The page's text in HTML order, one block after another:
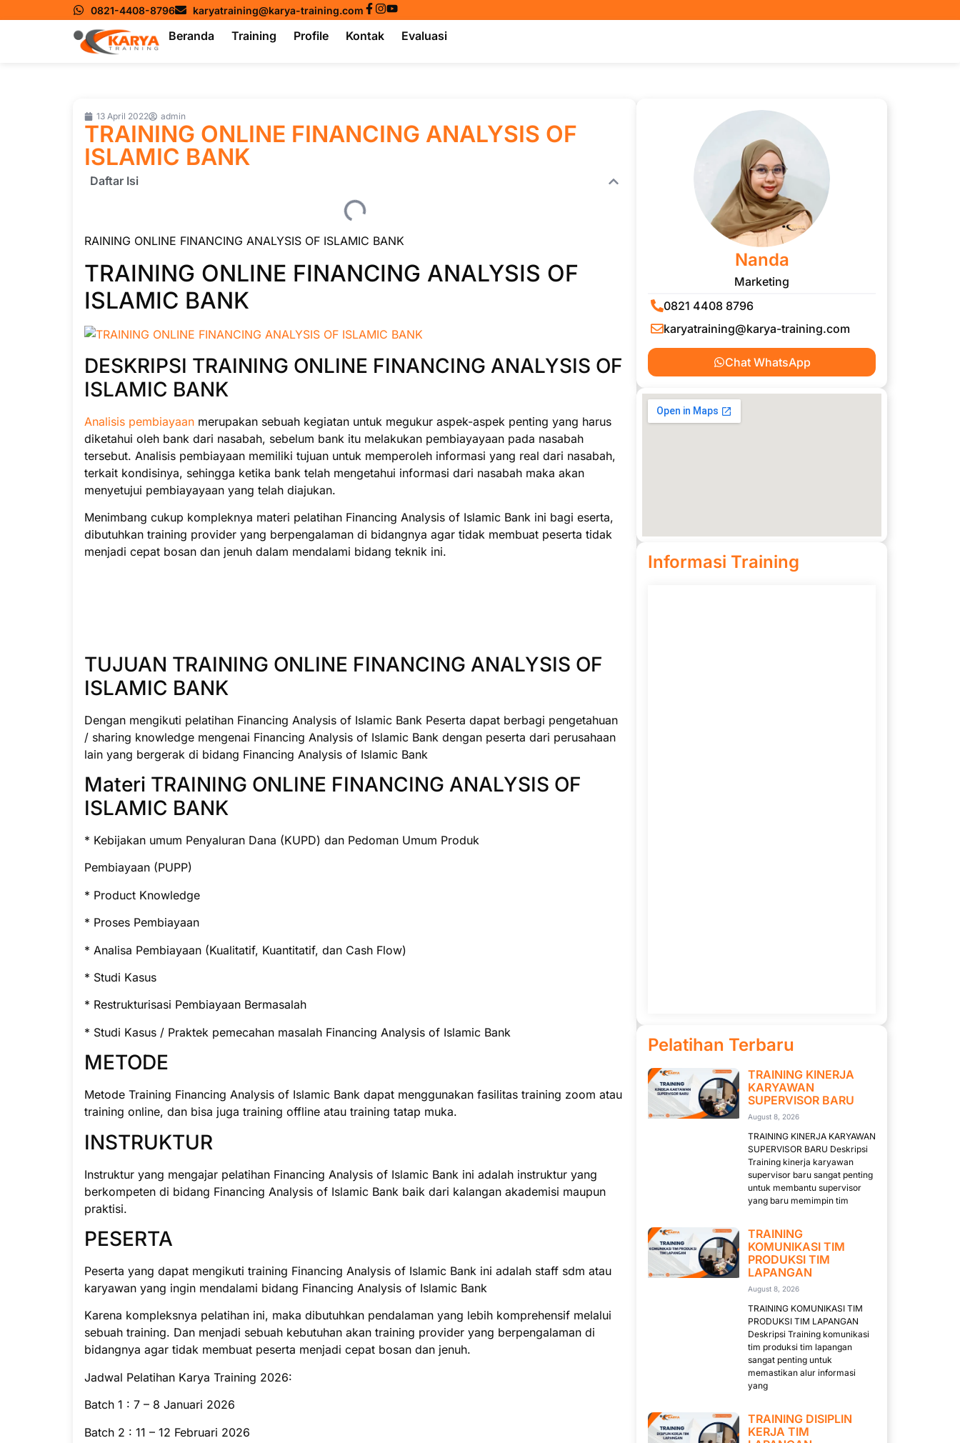
0821-4408-8796 karyatraining@karya-training.com
Beranda Training Profile Kontak Evaluasi
13 April 2022 admin
TRAINING ONLINE FINANCING ANALYSIS OF
ISLAMIC BANK
Daftar Isi
RAINING ONLINE FINANCING ANALYSIS OF ISLAMIC BANK
TRAINING ONLINE FINANCING ANALYSIS OF
ISLAMIC BANK
DESKRIPSI TRAINING ONLINE FINANCING ANALYSIS OF
ISLAMIC BANK
Analisis pembiayaan merupakan sebuah kegiatan untuk megukur aspek-aspek penting yang harus
diketahui oleh bank dari nasabah, sebelum bank itu melakukan pembiayayaan pada nasabah
tersebut. Analisis pembiayaan memiliki tujuan untuk memperoleh informasi yang real dari nasabah,
terkait kondisinya, sehingga ketika bank telah mengetahui informasi dari nasabah maka akan
menyetujui pembiayayaan yang telah diajukan.
Menimbang cukup kompleknya materi pelatihan Financing Analysis of Islamic Bank ini bagi eserta,
dibutuhkan training provider yang berpengalaman di bidangnya agar tidak membuat peserta tidak
menjadi cepat bosan dan jenuh dalam mendalami bidang teknik ini.
TUJUAN TRAINING ONLINE FINANCING ANALYSIS OF
ISLAMIC BANK
Dengan mengikuti pelatihan Financing Analysis of Islamic Bank Peserta dapat berbagi pengetahuan
/ sharing knowledge mengenai Financing Analysis of Islamic Bank dengan peserta dari perusahaan
lain yang bergerak di bidang Financing Analysis of Islamic Bank
Materi TRAINING ONLINE FINANCING ANALYSIS OF
ISLAMIC BANK
* Kebijakan umum Penyaluran Dana (KUPD) dan Pedoman Umum Produk
Pembiayaan (PUPP)
* Product Knowledge
* Proses Pembiayaan
* Analisa Pembiayaan (Kualitatif, Kuantitatif, dan Cash Flow)
* Studi Kasus
* Restrukturisasi Pembiayaan Bermasalah
* Studi Kasus / Praktek pemecahan masalah Financing Analysis of Islamic Bank
METODE
Metode Training Financing Analysis of Islamic Bank dapat menggunakan fasilitas training zoom atau
training online, dan bisa juga training offline atau training tatap muka.
INSTRUKTUR
Instruktur yang mengajar pelatihan Financing Analysis of Islamic Bank ini adalah instruktur yang
berkompeten di bidang Financing Analysis of Islamic Bank baik dari kalangan akademisi maupun
praktisi.
PESERTA
Peserta yang dapat mengikuti training Financing Analysis of Islamic Bank ini adalah staff sdm atau
karyawan yang ingin mendalami bidang Financing Analysis of Islamic Bank
Karena kompleksnya pelatihan ini, maka dibutuhkan pendalaman yang lebih komprehensif melalui
sebuah training. Dan menjadi sebuah kebutuhan akan training provider yang berpengalaman di
bidangnya agar tidak membuat peserta menjadi cepat bosan dan jenuh.
Jadwal Pelatihan Karya Training 2026:
Batch 1 : 7 – 8 Januari 2026
Batch 2 : 11 – 12 Februari 2026
Nanda
Marketing
0821 4408 8796
karyatraining@karya-training.com
Chat WhatsApp
Informasi Training
Pelatihan Terbaru
TRAINING KINERJA
KARYAWAN
SUPERVISOR BARU
August 8, 2026
TRAINING KINERJA KARYAWAN
SUPERVISOR BARU Deskripsi
Training kinerja karyawan
supervisor baru sangat penting
untuk membantu supervisor
yang baru memimpin tim
TRAINING
KOMUNIKASI TIM
PRODUKSI TIM
LAPANGAN
August 8, 2026
TRAINING KOMUNIKASI TIM
PRODUKSI TIM LAPANGAN
Deskripsi Training komunikasi
tim produksi tim lapangan
sangat penting untuk
memastikan alur informasi
yang
TRAINING DISIPLIN
KERJA TIM